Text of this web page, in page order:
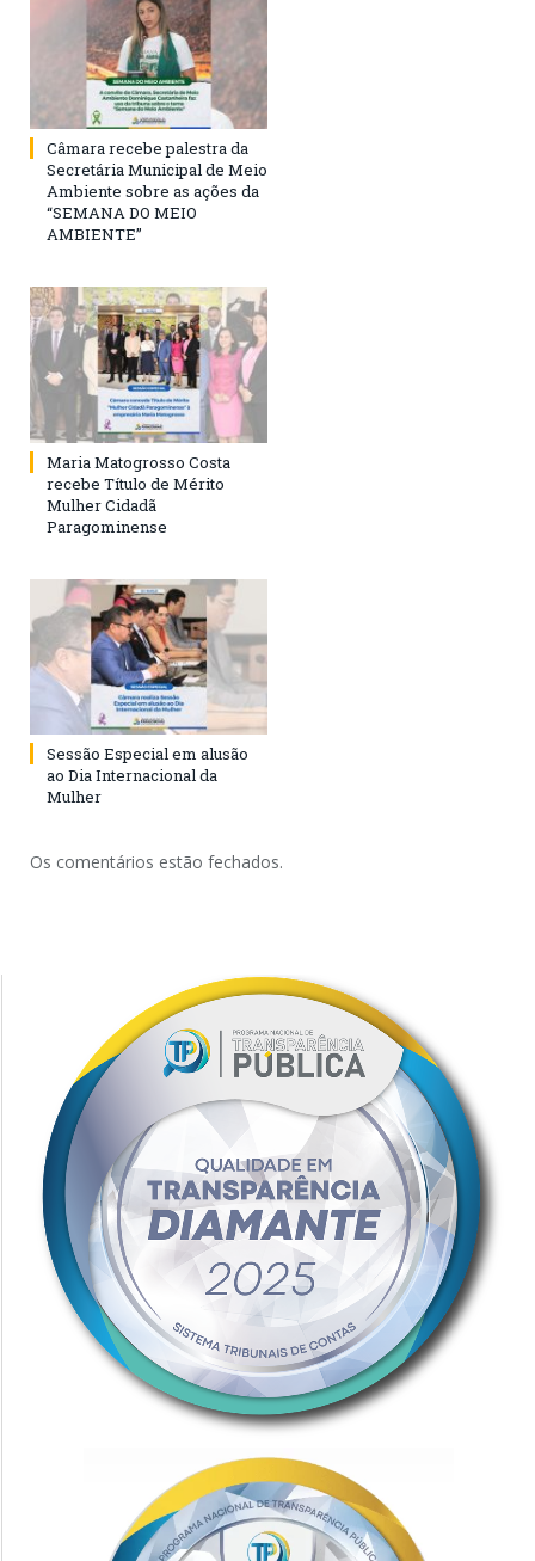
Câmara recebe palestra da
Secretária Municipal de Meio
Ambiente sobre as ações da
“SEMANA DO MEIO
AMBIENTE”
Maria Matogrosso Costa
recebe Título de Mérito
Mulher Cidadã
Paragominense
Sessão Especial em alusão
ao Dia Internacional da
Mulher
Os comentários estão fechados.